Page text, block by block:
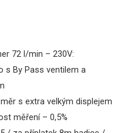
72 l/min – 230V:
s By Pass ventilem a
s extra velkým displejem
měření – 0,5%